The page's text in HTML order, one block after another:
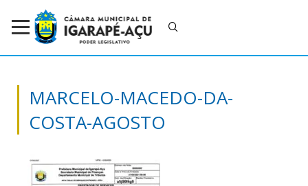
MARCELO-MACEDO-DA-
COSTA-AGOSTO